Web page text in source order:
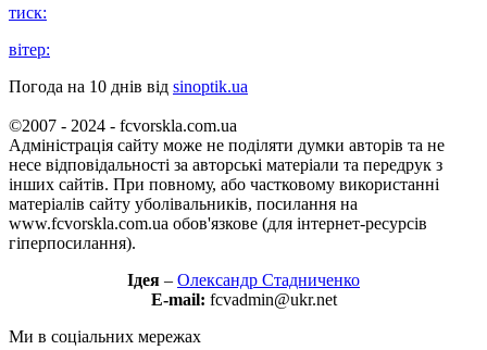
тиск:
вітер:
Погода на 10 днів від sinoptik.ua
©2007 - 2024 - fcvorskla.com.ua
Адміністрація сайту може не поділяти думки авторів та не
несе відповідальності за авторські матеріали та передрук з
інших сайтів. При повному, або частковому використанні
матеріалів сайту уболівальників, посилання на
www.fcvorskla.com.ua обов'язкове (для інтернет-ресурсів
гіперпосилання).
Ідея – Олександр Стадниченко
E-mail: fcvadmin@ukr.net
Ми в соціальних мережах